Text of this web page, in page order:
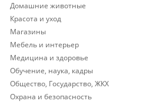
Домашние животные
Красота и уход
Магазины
Мебель и интерьер
Медицина и здоровье
Обучение, наука, кадры
Общество, Государство, ЖКХ
Охрана и безопасность